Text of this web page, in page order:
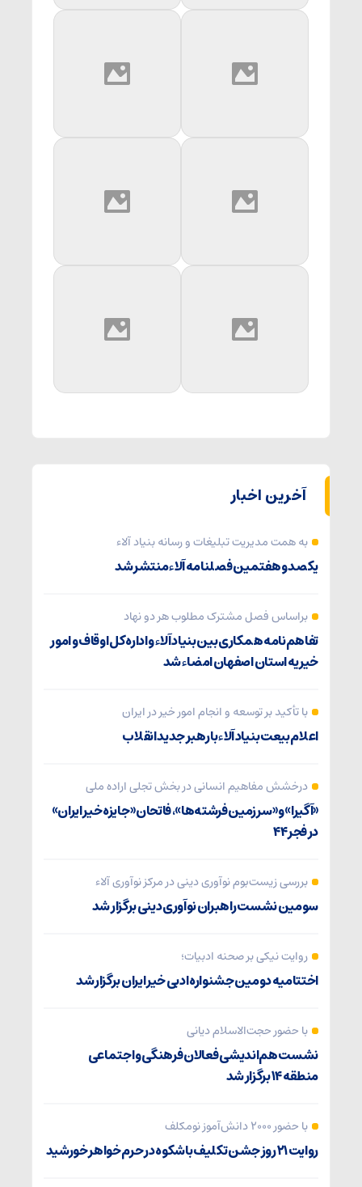
آخرین اخبار
به همت مدیریت تبلیغات و رسانه بنیاد آلاء
یکصد و هفتمین فصلنامه آلاء منتشر شد
براساس فصل مشترک مطلوب هر دو نهاد
تفاهم‌نامه همکاری بین بنیاد آلاء و اداره کل اوقاف و امور
خیریه استان اصفهان امضاء شد
با تأکید بر توسعه و انجام امور خیر در ایران
اعلام بیعت بنیاد آلاء با رهبر جدید انقلاب
درخشش مفاهیم انسانی در بخش تجلی اراده ملی
«آگیرا» و «سرزمین فرشته‌ها»، فاتحان «جایزه خیر ایران»
در فجر ۴۴
بررسی زیست‌بوم نوآوری دینی در مرکز نوآوری آلاء
سومین نشست راهبران نوآوری دینی برگزار شد
روایت نیکی بر صحنه ادبیات؛
اختتامیه دومین جشنواره ادبی خیر ایران برگزار شد
با حضور حجت‌الاسلام دیانی
نشست هم‌اندیشی فعالان فرهنگی و اجتماعی
منطقه ۱۴ برگزار شد
با حضور ۲۰۰۰ دانش‌آموز نومکلف
روایت ۲۱ روز جشن تکلیف باشکوه در حرم خواهر خورشید